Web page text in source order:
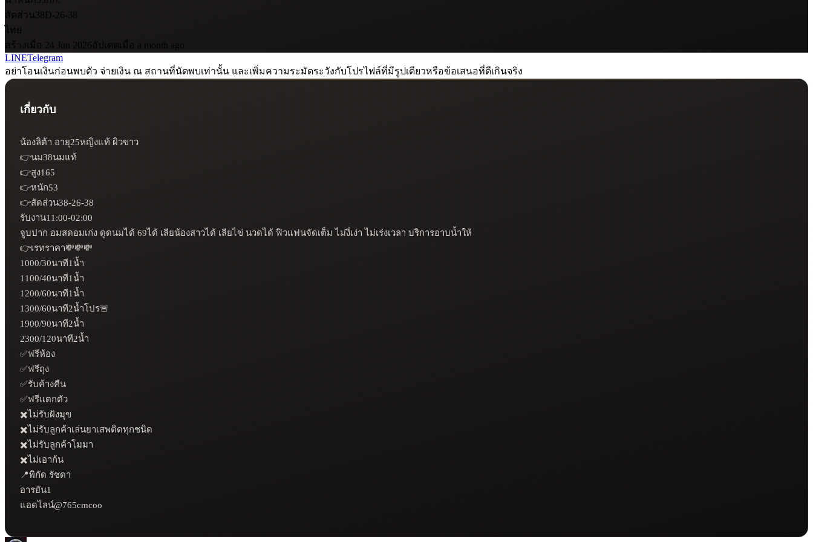
สัดส่วน 38D-26-38
ไทย
สร้างเมื่อ 24 Jun 2026อัปเดตเมื่อ a month ago
LINETelegram
อย่าโอนเงินก่อนพบตัว จ่ายเงิน ณ สถานที่นัดพบเท่านั้น และเพิ่มความระมัดระวังกับโปรไฟล์ที่มีรูปเดียวหรือข้อเสนอที่ดีเกินจริง
เกี่ยวกับ
น้องลิต้า อายุ25หญิงแท้ ผิวขาว
👉นม38นมแท้
👉สูง165
👉หนัก53
👉สัดส่วน38-26-38
รับงาน11:00-02:00
จูบปาก อมสดอมเก่ง ดูดนมได้ 69ได้ เลียน้องสาวได้ เลียไข่ นวดได้ ฟิวแฟนจัดเต็ม ไม่งี่เง่า ไม่เร่งเวลา บริการอาบน้ำให้
👉เรทราคา💸💸💸
1000/30นาที1น้ำ
1100/40นาที1น้ำ
1200/60นาที1น้ำ
1300/60นาที2น้ำโปร🚨
1900/90นาที2น้ำ
2300/120นาที2น้ำ
✅ฟรีห้อง
✅ฟรีถุง
✅รับค้างคืน
✅ฟรีแตกตัว
✖️ไม่รับฝังมุข
✖️ไม่รับลูกค้าเล่นยาเสพติดทุกชนิด
✖️ไม่รับลูกค้าโมมา
✖️ไม่เอาก้น
📍พิกัด รัชดา
อารยัน1
แอดไลน์@765cmcoo